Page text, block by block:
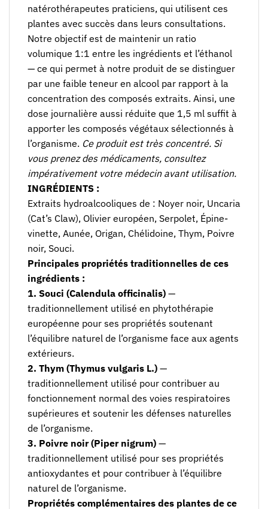
natérothérapeutes praticiens, qui utilisent ces
plantes avec succès dans leurs consultations.
Notre objectif est de maintenir un ratio
volumique 1:1 entre les ingrédients et l’éthanol
— ce qui permet à notre produit de se distinguer
par une faible teneur en alcool par rapport à la
concentration des composés extraits. Ainsi, une
dose journalière aussi réduite que 1,5 ml suffit à
apporter les composés végétaux sélectionnés à
l’organisme. Ce produit est très concentré. Si
vous prenez des médicaments, consultez
impérativement votre médecin avant utilisation.
INGRÉDIENTS :
Extraits hydroalcooliques de : Noyer noir, Uncaria
(Cat’s Claw), Olivier européen, Serpolet, Épine-
vinette, Aunée, Origan, Chélidoine, Thym, Poivre
noir, Souci.
Principales propriétés traditionnelles de ces
ingrédients :
1. Souci (Calendula officinalis) —
traditionnellement utilisé en phytothérapie
européenne pour ses propriétés soutenant
l’équilibre naturel de l’organisme face aux agents
extérieurs.
2. Thym (Thymus vulgaris L.) —
traditionnellement utilisé pour contribuer au
fonctionnement normal des voies respiratoires
supérieures et soutenir les défenses naturelles
de l’organisme.
3. Poivre noir (Piper nigrum) —
traditionnellement utilisé pour ses propriétés
antioxydantes et pour contribuer à l’équilibre
naturel de l’organisme.
Propriétés complémentaires des plantes de ce